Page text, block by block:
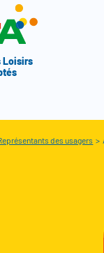
Loisirs
des usagers >